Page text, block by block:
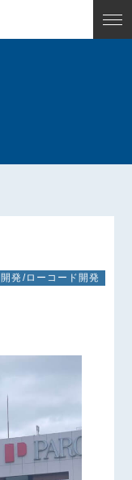
発/ローコード開発